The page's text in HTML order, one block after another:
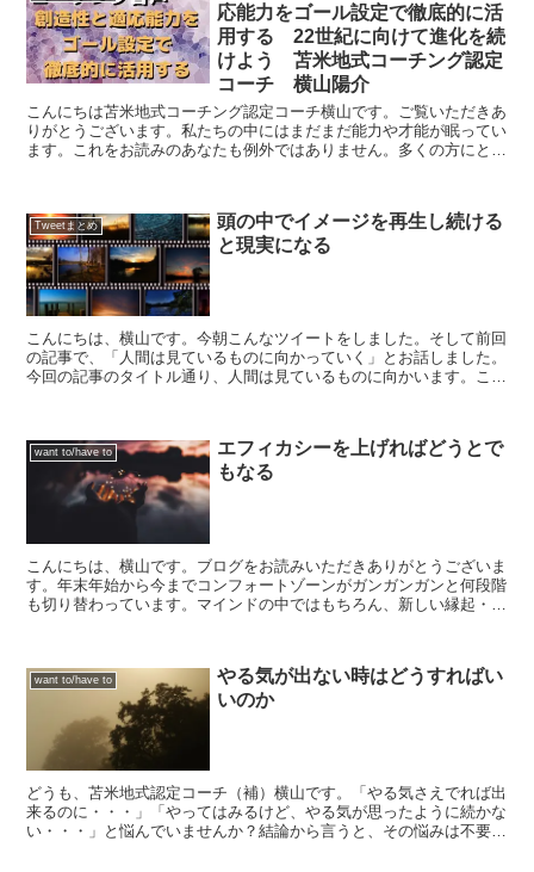
応能力をゴール設定で徹底的に活
用する 22世紀に向けて進化を続
けよう 苫米地式コーチング認定
コーチ 横山陽介
こんにちは苫米地式コーチング認定コーチ横山です。ご覧いただきあ
りがとうございます。私たちの中にはまだまだ能力や才能が眠ってい
ます。これをお読みのあなたも例外ではありません。多くの方にとっ
Tweetまとめ
頭の中でイメージを再生し続ける
と現実になる
こんにちは、横山です。今朝こんなツイートをしました。そして前回
の記事で、「人間は見ているものに向かっていく」とお話しました。
今回の記事のタイトル通り、人間は見ているものに向かいます。これ
want to/have to
エフィカシーを上げればどうとで
もなる
こんにちは、横山です。ブログをお読みいただきありがとうございま
す。年末年始から今までコンフォートゾーンがガンガンガンと何段階
も切り替わっています。マインドの中ではもちろん、新しい縁起・人
want to/have to
やる気が出ない時はどうすればい
いのか
どうも、苫米地式認定コーチ（補）横山です。「やる気さえでれば出
来るのに・・・」「やってはみるけど、やる気が思ったように続かな
い・・・」と悩んでいませんか？結論から言うと、その悩みは不要で